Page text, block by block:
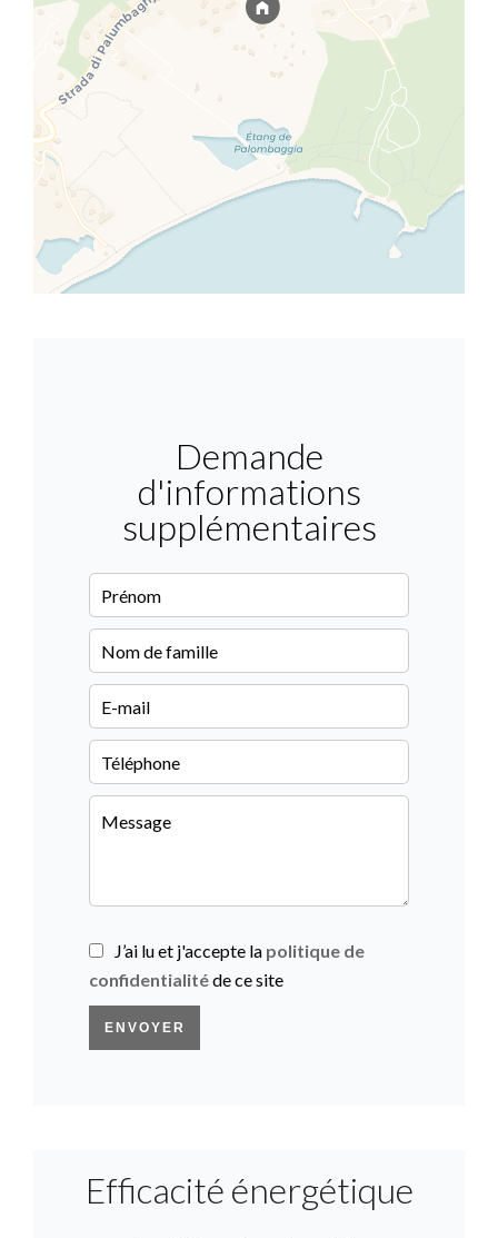
Demande
d'informations
supplémentaires
J’ai lu et j'accepte la politique de
confidentialitéde ce site
ENVOYER
Efficacité énergétique